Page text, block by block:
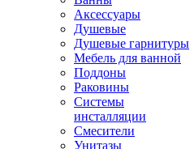
Аксессуары
Душевые
Душевые гарнитуры
Мебель для ванной
Поддоны
Раковины
Системы
инсталляции
Смесители
Унитазы